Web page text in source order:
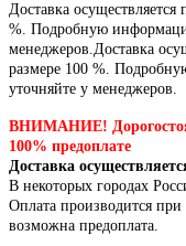
Доставка
%. Подробную
менеджеров.Доставка
размере 100 %.
уточняйте у менеджеров.
ВНИМАНИЕ!
100% предоплате
Доставка
В некоторых городах
Оплата производится
возможна предоплата.